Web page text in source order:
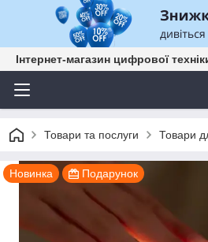
Інтернет-магазин цифрової
Товари та послуги Товари
Новинка Подарунок